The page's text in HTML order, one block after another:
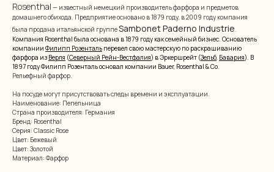
Rosenthal — известный немецкий производитель фарфора и предметов
домашнего обихода. Предприятие основано в 1879 году, в 2009 году компания
была продана итальянской группеSambonet Paderno Industrie.
Компания Rosenthal была основана в 1879 году как семейный бизнес. Основатель
компании Филипп Розенталь перевел свою мастерскую по раскрашиванию
фарфора из Верля (Северный Рейн-Вестфалия) в Эркершрейт (Зельб, Бавария). В
1897 году Филипп Розенталь основал компании Bauer, Rosenthal & Co.
Рельефный фарфор.
На посуде могут присутствовать следы времени и эксплуатации.
Наименование: Пепельница
Страна производителя: Германия
Бренд: Rosenthal
Серия: Classic Rose
Цвет: Бежевый
Цвет: Золотой
Материал: Фарфор